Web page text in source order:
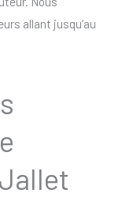
allant jusqu’au